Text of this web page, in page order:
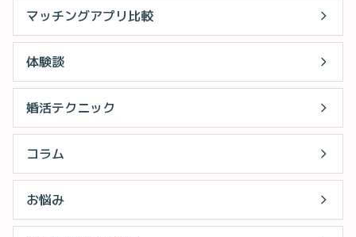
マッチングアプリ比較
体験談
婚活テクニック
コラム
お悩み